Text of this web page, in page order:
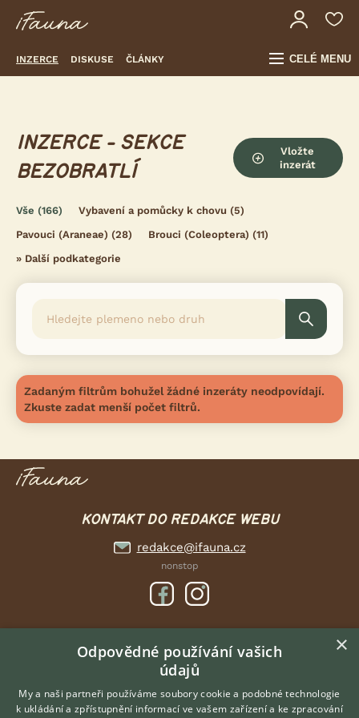
INZERCE DISKUSE ČLÁNKY CELÉ MENU
INZERCE - SEKCE
BEZOBRATLÍ
Vložte
inzerát
Vše (166) Vybavení a pomůcky k chovu (5)
Pavouci (Araneae) (28) Brouci (Coleoptera) (11)
» Další podkategorie
Zadaným filtrům bohužel žádné inzeráty neodpovídají.
Zkuste zadat menší počet filtrů.
KONTAKT DO REDAKCE WEBU
redakce@ifauna.cz
nonstop
DOMOVSKÁ STRÁNKA
INZERCE
DISKUSE
ČLÁNKY
×
Odpovědné používání vašich
údajů
My a naši partneři používáme soubory cookie a podobné technologie
k ukládání a zpřístupnění informací ve vašem zařízení a ke zpracování